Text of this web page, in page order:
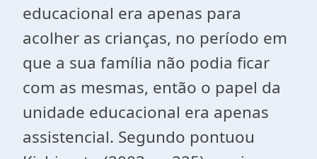
educacional era apenas para
acolher as crianças, no período em
que a sua família não podia ficar
com as mesmas, então o papel da
unidade educacional era apenas
assistencial. Segundo pontuou